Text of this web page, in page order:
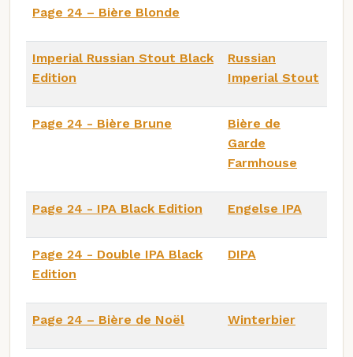
Page 24 – Bière Blonde
Imperial Russian Stout Black
Edition
Russian
Imperial Stout
Page 24 - Bière Brune
Bière de
Garde
Farmhouse
Page 24 - IPA Black Edition Engelse IPA
Page 24 - Double IPA Black
Edition
DIPA
Page 24 – Bière de Noël Winterbier